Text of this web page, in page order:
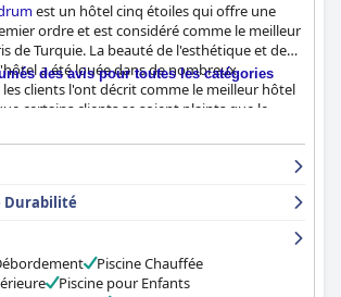
est un hôtel cinq étoiles qui offre une
ordre et est considéré comme le meilleur
de Turquie. La beauté de l'esthétique et de
a été louée dans de nombreux
clients l'ont décrit comme le meilleur hôtel
certains clients se soient plaints que le
ne répondait pas à leurs attentes,
son luxe et sa décoration époustouflante.
négatifs concernent l'incompétence de
du personnel de l'hôtel, notamment en ce qui
de la langue. Malgré cela, le
des avis pour toutes les catégories
Durabilité
Piscine Chauffée
Piscine pour Enfants